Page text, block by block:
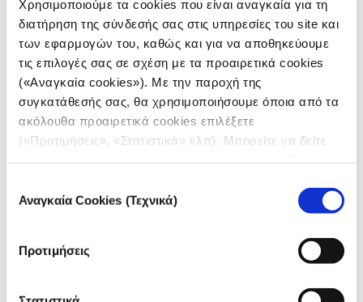
Χρησιμοποιούμε τα cookies που είναι αναγκαία για τη
διατήρηση της σύνδεσής σας στις υπηρεσίες του site και
των εφαρμογών του, καθώς και για να αποθηκεύουμε
τις επιλογές σας σε σχέση με τα προαιρετικά cookies
(«Αναγκαία cookies»). Με την παροχή της
συγκατάθεσής σας, θα χρησιμοποιήσουμε όποια από τα
ακόλουθα προαιρετικά cookies επιλέξετε
(«Προτιμήσεις», «Στατιστικά» κλπ). Μπορείτε να δείτε
συγκατάθεσης
Αναγκαία Cookies (Τεχνικά)
Προτιμήσεις
ΟΥΚΡΑΝΙΑ
Live παρακολούθηση: Κυρώσεις
κατά της Ρωσίας
14.03.2022
iMEdD team - Αντλώντας δεδομένα από την ανοικτή